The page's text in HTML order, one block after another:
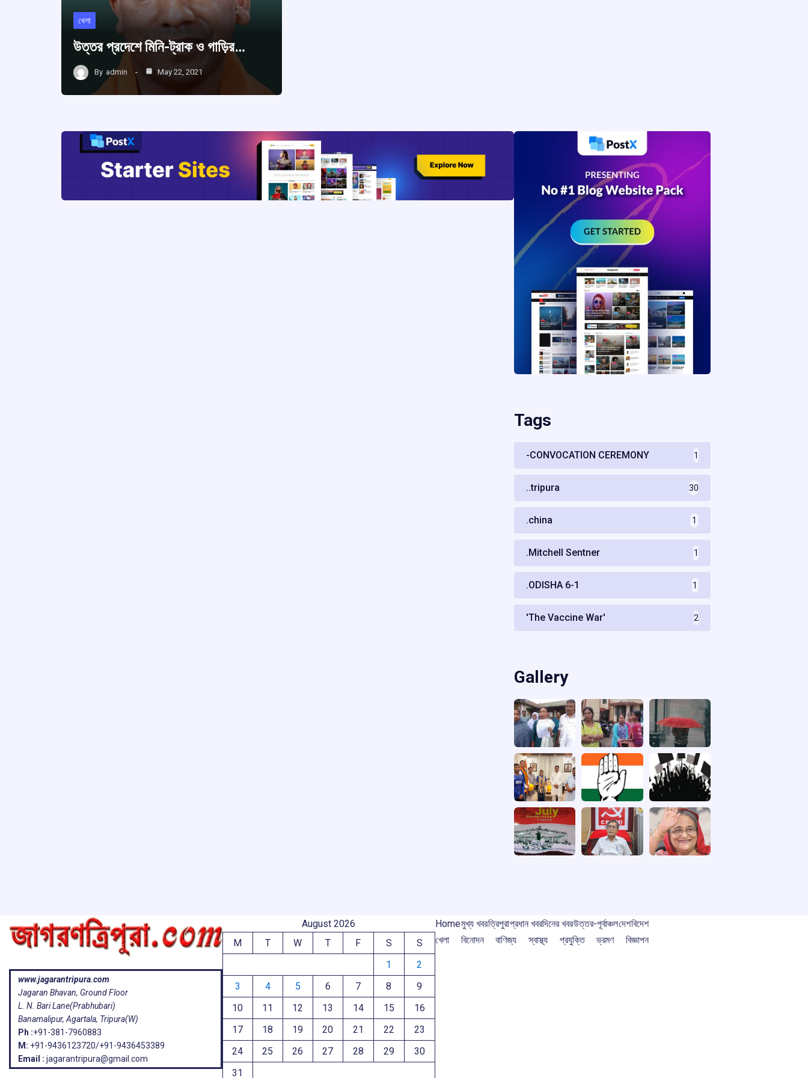
খেলা
উত্তর প্রদেশে মিনি-ট্রাক ও গাড়ির…
By admin May 22, 2021
Tags
-CONVOCATION CEREMONY 1
..tripura 30
.china 1
.Mitchell Sentner 1
.ODISHA 6-1 1
'The Vaccine War' 2
Gallery
www.jagarantripura.com
Jagaran Bhavan, Ground Floor
L. N. Bari Lane(Prabhubari)
Banamalipur, Agartala, Tripura(W)
Ph :+91-381-7960883
M: +91-9436123720/+91-9436453389
Email : jagarantripura@gmail.com
August 2026
M
T W T F S
S
1
2
3
4 5 6 7 8
9
10
11 12 13 14 15
16
17
18 19 20 21 22
23
24
25 26 27 28 29
30
31
Homeমুখ্য খবরত্রিপুরাপ্রধান খবরদিনের খবরউত্তর-পূর্বাঞ্চলদেশবিদেশ
খেলা
বিনোদন বাণিজ্য স্বাস্থ্য প্রযুক্তি ভ্রমণ বিজ্ঞাপন